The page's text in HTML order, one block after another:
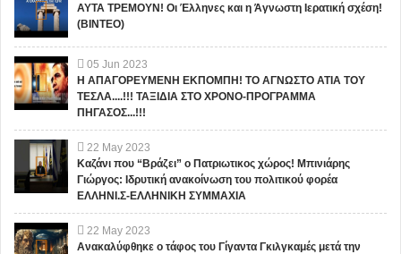
ΑΥΤΑ ΤΡΕΜΟΥΝ! Οι Έλληνες και η Άγνωστη Ιερατική σχέση!
(ΒΙΝΤΕΟ)
05 Jun 2023
Η ΑΠΑΓΟΡΕΥΜΕΝΗ ΕΚΠΟΜΠΗ! ΤΟ ΑΓΝΩΣΤΟ ΑΤΙΑ ΤΟΥ
ΤΕΣΛΑ....!!! ΤΑΞΙΔΙΑ ΣΤΟ ΧΡΟΝΟ-ΠΡΟΓΡΑΜΜΑ
ΠΗΓΑΣΟΣ...!!!
22 May 2023
Καζάνι που “Βράζει” ο Πατριωτικος χώρος! Μπινιάρης
Γιώργος: Ιδρυτική ανακοίνωση του πολιτικού φορέα
ΕΛΛΗΝΙ.Σ-ΕΛΛΗΝΙΚΗ ΣΥΜΜΑΧΙΑ
22 May 2023
Ανακαλύφθηκε ο τάφος του Γίγαντα Γκιλγκαμές μετά την